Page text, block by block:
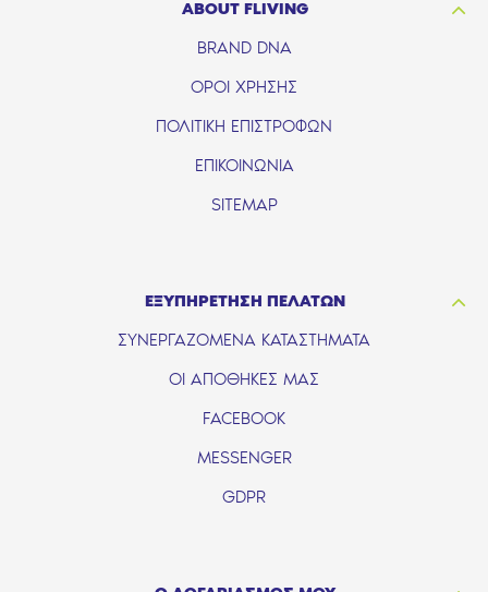
ABOUT FLIVING
BRAND DNA
ΟΡΟΙ ΧΡΗΣΗΣ
ΠΟΛΙΤΙΚΗ ΕΠΙΣΤΡΟΦΩΝ
ΕΠΙΚΟΙΝΩΝΙΑ
SITEMAP
ΕΞΥΠΗΡΕΤΗΣΗ ΠΕΛΑΤΩΝ
ΣΥΝΕΡΓΑΖΟΜΕΝΑ ΚΑΤΑΣΤΗΜΑΤΑ
ΟΙ ΑΠΟΘΗΚΕΣ ΜΑΣ
FACEBOOK
MESSENGER
GDPR